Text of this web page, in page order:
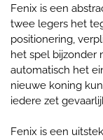
Fenix is een
twee legers het
positionering,
het spel bijzonder
automatisch het
nieuwe koning
iedere zet
Fenix is een